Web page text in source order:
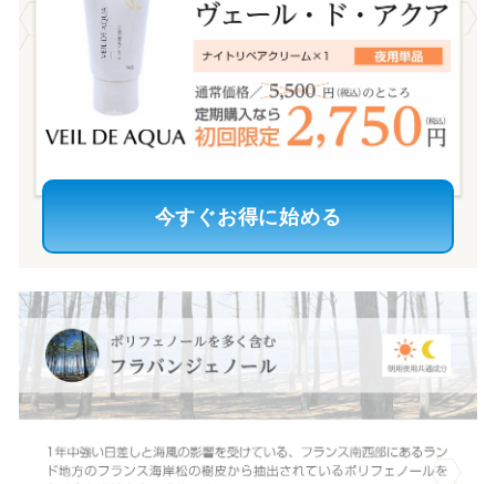
今すぐお得に始める